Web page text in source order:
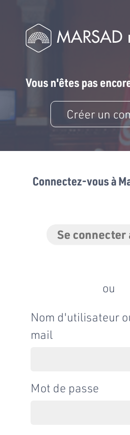
Vous n'êtes pas
Créer un
Connectez-vous à
Se connecter
ou
Nom d'utilisateur
mail
Mot de passe